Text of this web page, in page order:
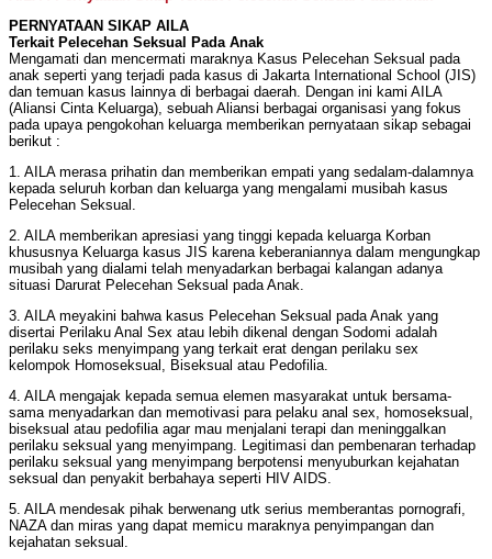
PERNYATAAN SIKAP AILA
Terkait Pelecehan Seksual Pada Anak
Mengamati dan mencermati maraknya Kasus Pelecehan Seksual pada
anak seperti yang terjadi pada kasus di Jakarta International School (JIS)
dan temuan kasus lainnya di berbagai daerah. Dengan ini kami AILA
(Aliansi Cinta Keluarga), sebuah Aliansi berbagai organisasi yang fokus
pada upaya pengokohan keluarga memberikan pernyataan sikap sebagai
berikut :
1. AILA merasa prihatin dan memberikan empati yang sedalam-dalamnya
kepada seluruh korban dan keluarga yang mengalami musibah kasus
Pelecehan Seksual.
2. AILA memberikan apresiasi yang tinggi kepada keluarga Korban
khususnya Keluarga kasus JIS karena keberaniannya dalam mengungkap
musibah yang dialami telah menyadarkan berbagai kalangan adanya
situasi Darurat Pelecehan Seksual pada Anak.
3. AILA meyakini bahwa kasus Pelecehan Seksual pada Anak yang
disertai Perilaku Anal Sex atau lebih dikenal dengan Sodomi adalah
perilaku seks menyimpang yang terkait erat dengan perilaku sex
kelompok Homoseksual, Biseksual atau Pedofilia.
4. AILA mengajak kepada semua elemen masyarakat untuk bersama-
sama menyadarkan dan memotivasi para pelaku anal sex, homoseksual,
biseksual atau pedofilia agar mau menjalani terapi dan meninggalkan
perilaku seksual yang menyimpang. Legitimasi dan pembenaran terhadap
perilaku seksual yang menyimpang berpotensi menyuburkan kejahatan
seksual dan penyakit berbahaya seperti HIV AIDS.
5. AILA mendesak pihak berwenang utk serius memberantas pornografi,
NAZA dan miras yang dapat memicu maraknya penyimpangan dan
kejahatan seksual.